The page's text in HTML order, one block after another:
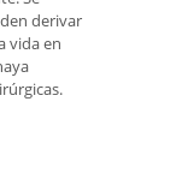
derivar
vida en